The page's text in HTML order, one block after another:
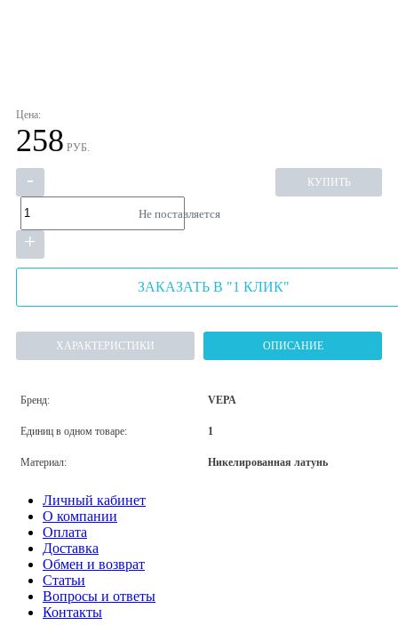
Цена:
258 РУБ.
-
+
КУПИТЬ
Не поставляется
ЗАКАЗАТЬ В "1 КЛИК"
ХАРАКТЕРИСТИКИ ОПИСАНИЕ
Бренд: VEPA
Единиц в одном товаре: 1
Материал: Никелированная латунь
Личный кабинет
О компании
Оплата
Доставка
Обмен и возврат
Статьи
Вопросы и ответы
Контакты